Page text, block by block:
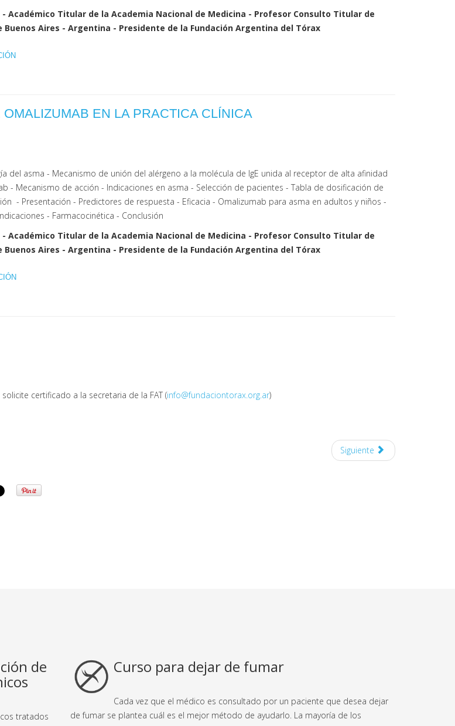
- Académico Titular de la Academia Nacional de Medicina - Profesor Consulto Titular de
Buenos Aires - Argentina - Presidente de la Fundación Argentina del Tórax
EN LA PRACTICA CLÍNICA
del asma - Mecanismo de unión del alérgeno a la molécula de IgE unida al receptor de alta afinidad
- Mecanismo de acción - Indicaciones en asma - Selección de pacientes - Tabla de dosificación de
- Presentación - Predictores de respuesta - Eficacia - Omalizumab para asma en adultos y niños -
- Farmacocinética - Conclusión
- Académico Titular de la Academia Nacional de Medicina - Profesor Consulto Titular de
Buenos Aires - Argentina - Presidente de la Fundación Argentina del Tórax
certificado a la secretaria de la FAT (info@fundaciontorax.org.ar)
Siguiente
de
tratados
Curso para dejar de fumar
Cada vez que el médico es consultado por un paciente que desea dejar
de fumar se plantea cuál es el mejor método de ayudarlo. La mayoría de los